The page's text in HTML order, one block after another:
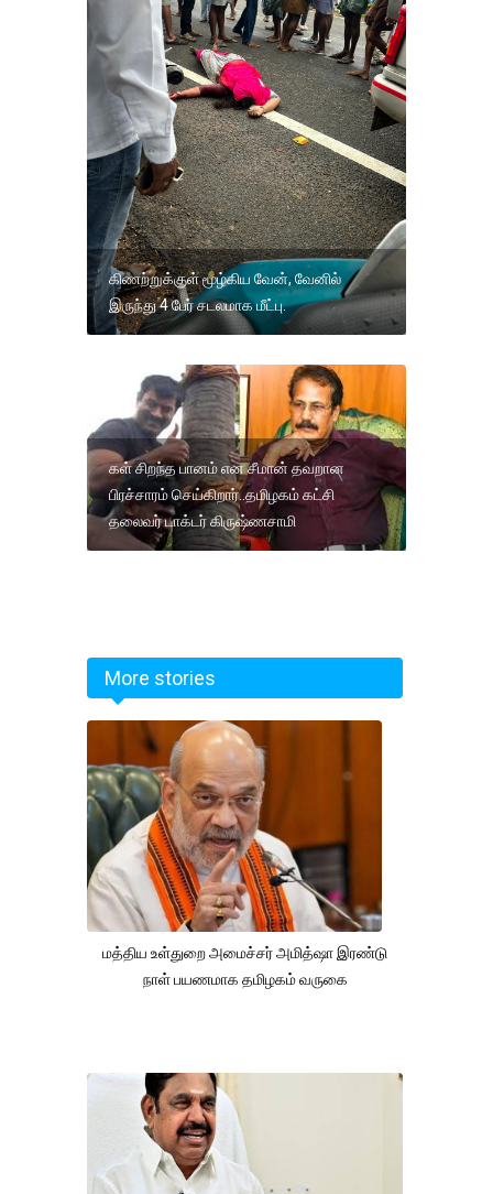
கிணற்றுக்குள் மூழ்கிய வேன், வேனில்
இருந்து 4 பேர் சடலமாக மீட்பு.
கள் சிறந்த பானம் என சீமான் தவறான
பிரச்சாரம் செய்கிறார்..தமிழகம் கட்சி
தலைவர் டாக்டர் கிருஷ்ணசாமி
More stories
மத்திய உள்துறை அமைச்சர் அமித்ஷா இரண்டு
நாள் பயணமாக தமிழகம் வருகை